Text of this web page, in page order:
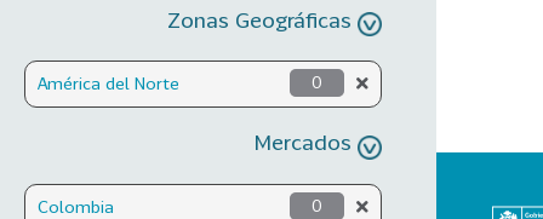
Zonas Geográficas
América del Norte 0
Mercados
Colombia 0